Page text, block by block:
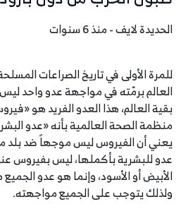
الحديدة لايف - منذ 6 سنوات
للمرة الأولى في تاريخ الصراعات
العالم برمّته في مواجهة عدو واحد
بقية العالم، هذا العدو الفريد هو
منظمة الصحة العالمية بأنه «عدو
يعني أن الفيروس ليس موجهاً ضد بلد
عدو للبشرية بأكملها، ليس بفيروس
الأبيض أو الأسود، وإنما هو عدو
ولذلك يتوجب على الجميع مواجهته.